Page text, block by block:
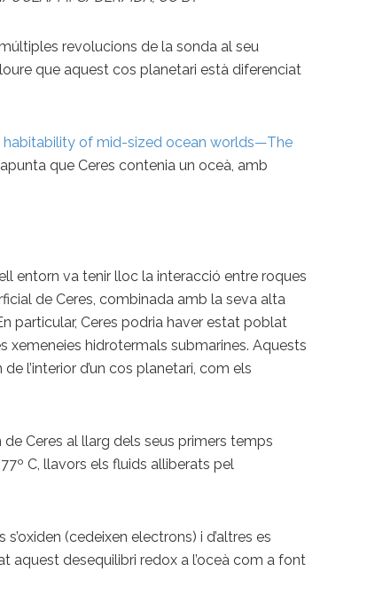
revolucions de la sonda al seu
que aquest cos planetari està diferenciat
of mid-sized ocean worlds—The
que Ceres contenia un oceà, amb
entorn va tenir lloc la interacció entre roques
de Ceres, combinada amb la seva alta
particular, Ceres podria haver estat poblat
hidrotermals submarines. Aquests
l’interior d’un cos planetari, com els
Ceres al llarg dels seus primers temps
C, llavors els fluids alliberats pel
(cedeixen electrons) i d’altres es
aquest desequilibri redox a l’oceà com a font